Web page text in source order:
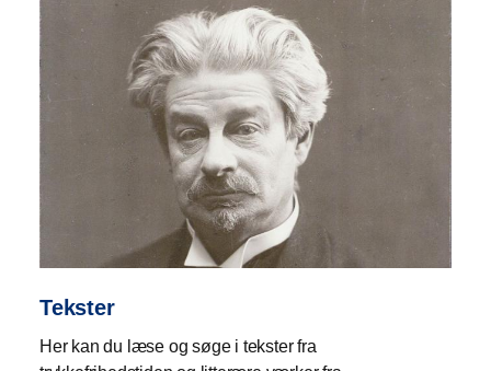
Tekster
Her kan du læse og søge i tekster fra